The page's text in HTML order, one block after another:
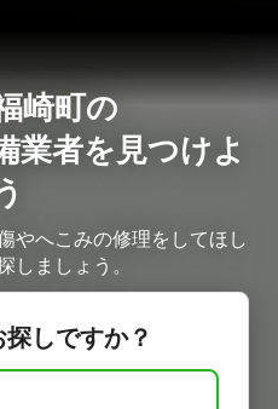
崎町の
業者を見つけよ
やへこみの修理をしてほし
しましょう。
しですか？